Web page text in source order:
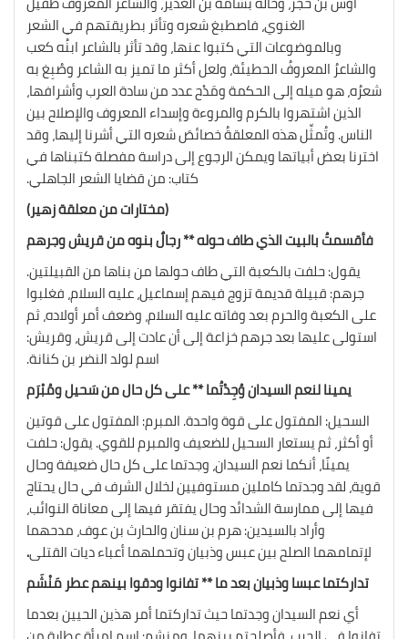
الغنوي، فاصطبغ شعره وتأثر بطريقتهم في الشعر
وبالموضوعات التي كتبوا عنها، وقد تأثر بالشاعر ابنُه كعب
والشاعرُ المعروفُ الحطيئة، ولعل أكثر ما تميز به الشاعر وصُبِغ به
شعرُه، هو ميله إلى الحكمة ومَدْح عدد من سادة العرب وأشرافها،
الذين اشتهروا بالكرم والمروءة وإسداء المعروف والإصلاح بين
الناس. وتُمثِّل هذه المعلقةُ خصائصَ شعره التي أشرنا إليها، وقد
اخترنا بعض أبياتها ويمكن الرجوع إلى دراسة مفصلة كتبناها في
كتاب: من قضايا الشعر الجاهلي.
(مختارات من معلقة زهير)
فأقسمتُ بالبيت الذي طاف حوله ** رجالٌ بنوه من قريش وجرهم
يقول: حلفت بالكعبة التي طاف حولها من بناها من القبيلتين.
جرهم: قبيلة قديمة تزوج فيهم إسماعيل، عليه السلام، فغلبوا
على الكعبة والحرم بعد وفاته عليه السلام، وضعف أمر أولاده، ثم
استولى عليها بعد جرهم خزاعة إلى أن عادت إلى قريش، وقريش:
اسم لولد النضر بن كنانة.
يمينا لنعم السيدان وُجِدْتُما ** على كل حال من سَحيل ومُبْرَم
السحيل: المفتول على قوة واحدة. المبرم: المفتول على قوتين
أو أكثر، ثم يستعار السحيل للضعيف والمبرم للقوي. يقول: حلفت
يمينًا، أنكما نعم السيدان، وجدتما على كل حال ضعيفة وحال
قوية، لقد وجدتما كاملين مستوفيين لخلال الشرف في حال يحتاج
فيها إلى ممارسة الشدائد وحال يفتقر فيها إلى معاناة النوائب،
وأراد بالسيدين: هرم بن سنان والحارث بن عوف، مدحهما
لإتمامهما الصلح بين عبس وذبيان وتحملهما أعباء ديات القتلى.
تداركتما عبسا وذبيان بعد ما ** تفانوا ودقوا بينهم عطر مَنْشَم
أي نعم السيدان وجدتما حيث تداركتما أمر هذين الحيين بعدما